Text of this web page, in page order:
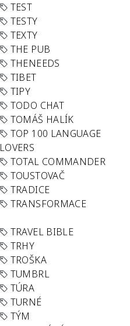
TEST
TESTY
TEXTY
THE PUB
THENEEDS
TIBET
TIPY
TODO CHAT
TOMÁŠ HALÍK
TOP 100 LANGUAGE
LOVERS
TOTAL COMMANDER
TOUSTOVAČ
TRADICE
TRANSFORMACE
TRAVEL BIBLE
TRHY
TROŠKA
TUMBRL
TÚRA
TURNÉ
TÝM